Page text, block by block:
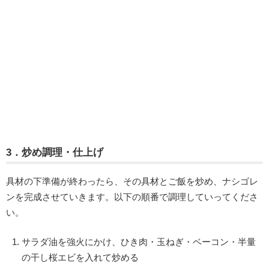
3．炒め調理・仕上げ
具材の下準備が終わったら、その具材とご飯を炒め、ナシゴレ
ンを完成させていきます。以下の順番で調理していってくださ
い。
サラダ油を強火にかけ、ひき肉・玉ねぎ・ベーコン・半量
の干し桜エビを入れて炒める